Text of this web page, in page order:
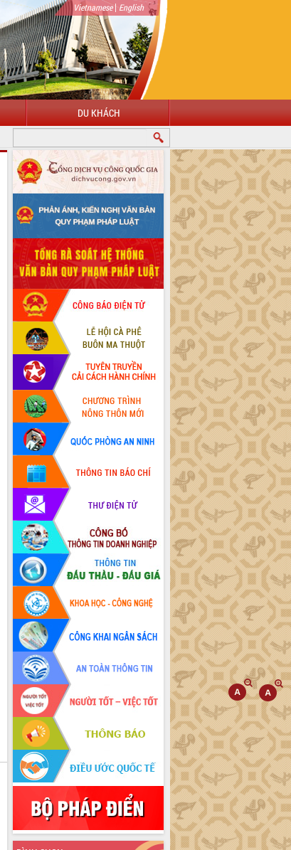
Vietnamese| English
DU KHÁCH